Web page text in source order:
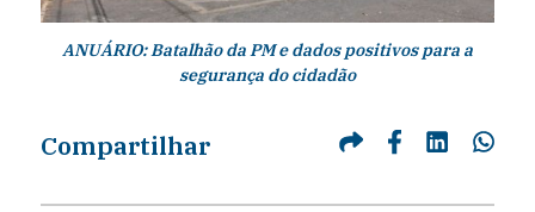
ANUÁRIO: Batalhão da PM e dados positivos para a
segurança do cidadão
Compartilhar